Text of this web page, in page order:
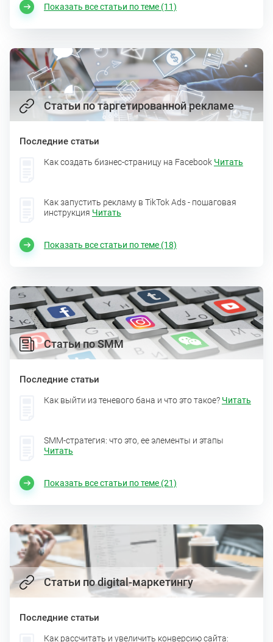
Показать все статьи по теме (11)
Статьи по таргетированной рекламе
Последние статьи
Как создать бизнес-страницу на Facebook Читать
Как запустить рекламу в TikTok Ads - пошаговая
инструкция Читать
Показать все статьи по теме (18)
Статьи по SMM
Последние статьи
Как выйти из теневого бана и что это такое? Читать
SMM-стратегия: что это, ее элементы и этапы
Читать
Показать все статьи по теме (21)
Статьи по digital-маркетингу
Последние статьи
Как рассчитать и увеличить конверсию сайта: